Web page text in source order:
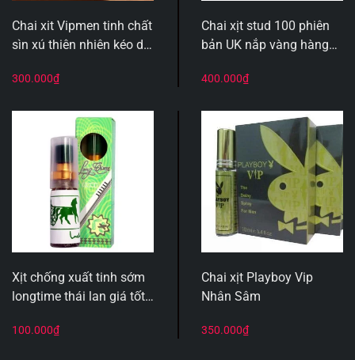
Chai xit Vipmen tinh chất
sìn xú thiên nhiên kéo dài
300.000₫
Chai xịt stud 100 phiên
bản UK nắp vàng hàng
400.000₫
Xịt chống xuất tinh sớm
longtime thái lan giá tốt
100.000₫
Chai xịt Playboy Vip
Nhân Sâm
350.000₫